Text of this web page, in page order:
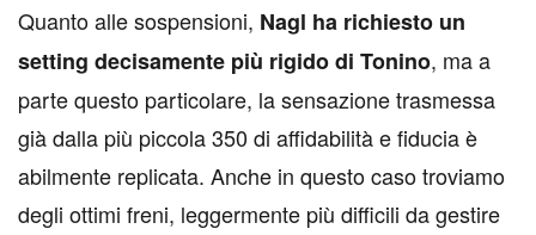
Quanto alle sospensioni, Nagl ha richiesto un
setting decisamente più rigido di Tonino, ma a
parte questo particolare, la sensazione trasmessa
già dalla più piccola 350 di affidabilità e fiducia è
abilmente replicata. Anche in questo caso troviamo
degli ottimi freni, leggermente più difficili da gestire